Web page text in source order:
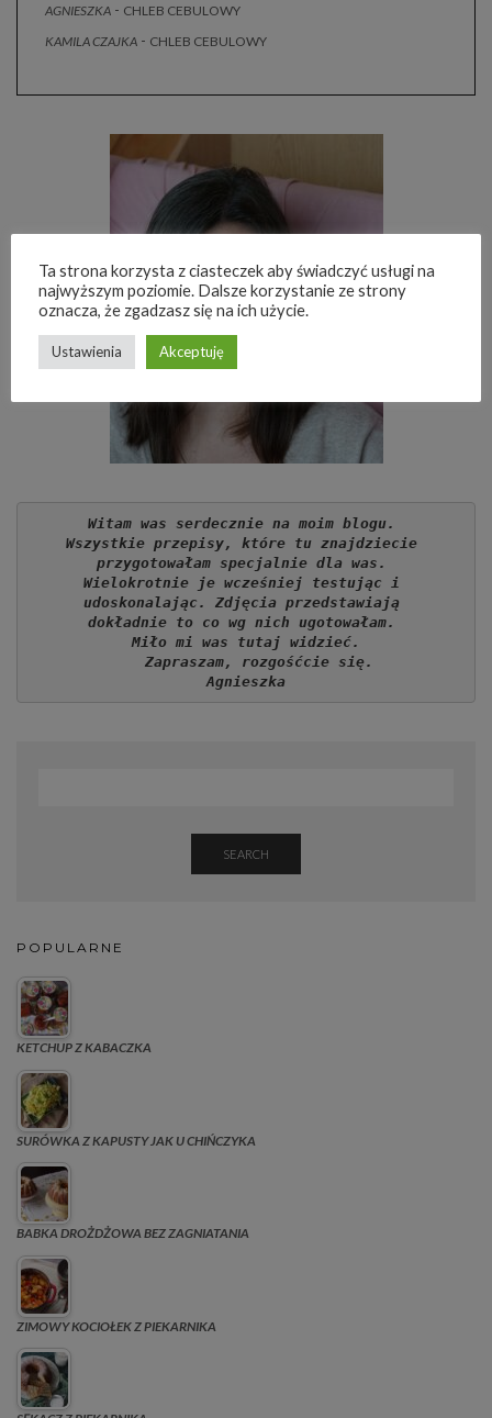
AGNIESZKA - CHLEB CEBULOWY
KAMILA CZAJKA - CHLEB CEBULOWY
Witam was serdecznie na moim blogu.
Wszystkie przepisy, które tu znajdziecie
przygotowałam specjalnie dla was.
Wielokrotnie je wcześniej testując i
udoskonalając. Zdjęcia przedstawiają
dokładnie to co wg nich ugotowałam.
Miło mi was tutaj widzieć.
   Zapraszam, rozgośćcie się.
Agnieszka
SEARCH
POPULARNE
KETCHUP Z KABACZKA
SURÓWKA Z KAPUSTY JAK U CHIŃCZYKA
BABKA DROŻDŻOWA BEZ ZAGNIATANIA
ZIMOWY KOCIOŁEK Z PIEKARNIKA
Ta strona korzysta z ciasteczek aby świadczyć usługi na
najwyższym poziomie. Dalsze korzystanie ze strony
oznacza, że zgadzasz się na ich użycie.
Ustawienia Akceptuję